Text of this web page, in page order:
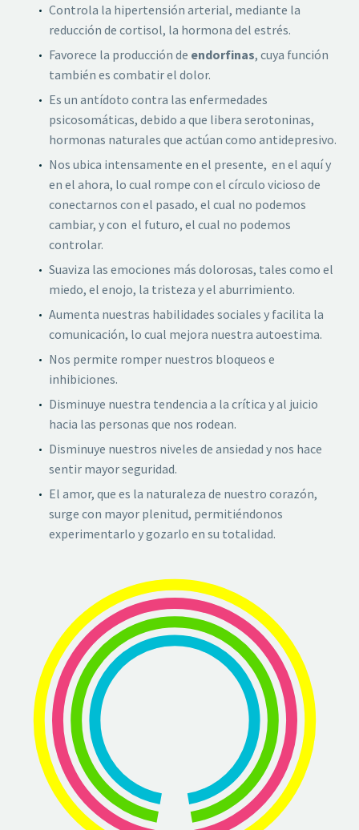
Controla la hipertensión arterial, mediante la
reducción de cortisol, la hormona del estrés.
Favorece la producción de endorfinas, cuya función
también es combatir el dolor.
Es un antídoto contra las enfermedades
psicosomáticas, debido a que libera serotoninas,
hormonas naturales que actúan como antidepresivo.
Nos ubica intensamente en el presente, en el aquí y
en el ahora, lo cual rompe con el círculo vicioso de
conectarnos con el pasado, el cual no podemos
cambiar, y con el futuro, el cual no podemos
controlar.
Suaviza las emociones más dolorosas, tales como el
miedo, el enojo, la tristeza y el aburrimiento.
Aumenta nuestras habilidades sociales y facilita la
comunicación, lo cual mejora nuestra autoestima.
Nos permite romper nuestros bloqueos e
inhibiciones.
Disminuye nuestra tendencia a la crítica y al juicio
hacia las personas que nos rodean.
Disminuye nuestros niveles de ansiedad y nos hace
sentir mayor seguridad.
El amor, que es la naturaleza de nuestro corazón,
surge con mayor plenitud, permitiéndonos
experimentarlo y gozarlo en su totalidad.